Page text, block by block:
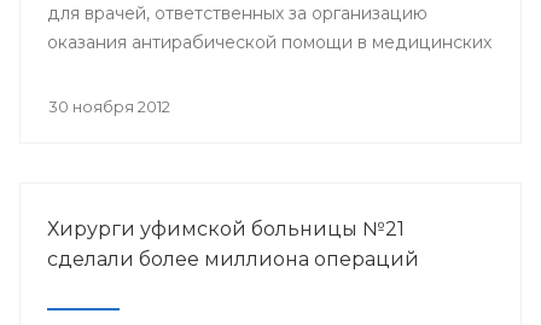
для врачей, ответственных за организацию
оказания антирабической помощи в медицинских
организовано Минздравом РБ с целью
30 ноября 2012
Хирурги уфимской больницы №21
сделали более миллиона операций